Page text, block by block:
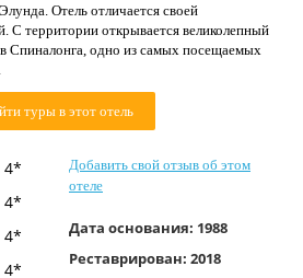
Отель отличается своей
С территории открывается великолепный
Спиналонга, одно из самых посещаемых
туры в этот отель
Добавить свой отзыв об этом
отеле
Дата основания: 1988
Реставрирован: 2018